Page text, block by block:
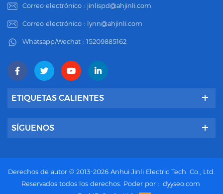
Correo electrónico : jinlispd@ahjinli.com
Correo electrónico : lynn@ahjinli.com
Whatsapp/Wechat : 15209885162
ETIQUETAS CALIENTES
SÍGUENOS
Derechos de autor © 2013-2026 Anhui Jinli Electric Tech. Co., Ltd.
Reservados todos los derechos. Poder por : dyyseo.com